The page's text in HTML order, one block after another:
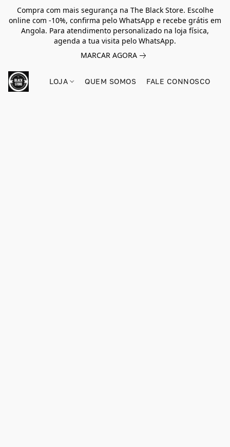
Compra com mais segurança na The Black Store. Escolhe
online com -10%, confirma pelo WhatsApp e recebe grátis em
Angola. Para atendimento personalizado na loja física,
agenda a tua visita pelo WhatsApp.
MARCAR AGORA
LOJA QUEM SOMOS FALE CONNOSCO